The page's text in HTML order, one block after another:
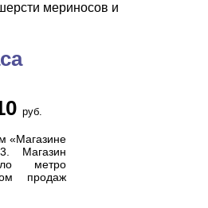
мериносов и
руб.
«Магазине
Магазин
метро
продаж